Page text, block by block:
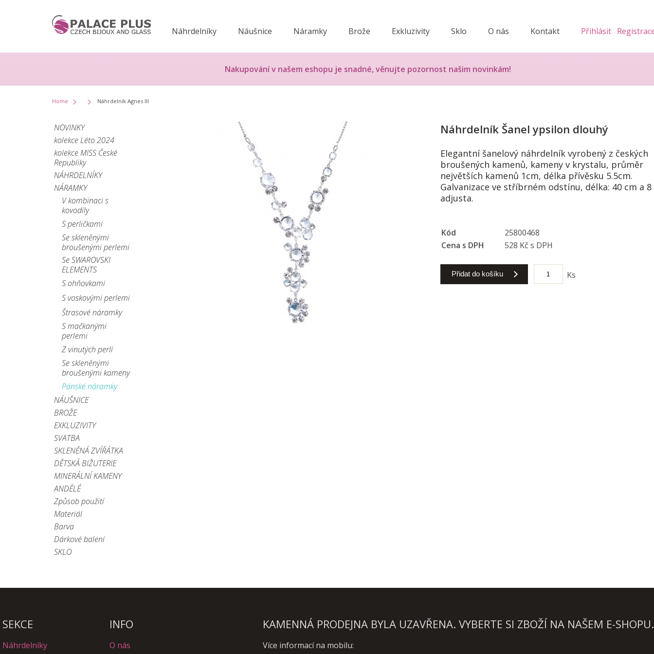
Náhrdelníky Náušnice Náramky Brože Exkluzivity Sklo O nás Kontakt Přihlásit
Nakupování v našem eshopu je snadné, věnujte pozornost našim novinkám!
Home Náhrdelník Agnes III
NOVINKY
kolekce Léto 2024
kolekce MISS České
Republiky
NÁHRDELNÍKY
NÁRAMKY
V kombinaci s
kovodíly
S perličkami
Se skleněnými
broušenými perlemi
Se SWAROVSKI
ELEMENTS
S ohňovkami
S voskovými perlemi
Štrasové náramky
S mačkanými
perlemi
Z vinutých perlí
Se skleněnými
broušenými kameny
Pánské náramky
NÁUŠNICE
BROŽE
EXKLUZIVITY
SVATBA
SKLENĚNÁ ZVÍŘÁTKA
DĚTSKÁ BIŽUTERIE
MINERÁLNÍ KAMENY
ANDĚLÉ
Způsob použití
Materiál
Barva
Dárkové balení
SKLO
Náhrdelník Šanel ypsilon dlouhý
Elegantní šanelový náhrdelník vyrobený z českých
broušených kamenů, kameny v krystalu, průměr
největších kamenů 1cm, délka přívěsku 5.5cm.
Galvanizace ve stříbrném odstínu, délka: 40 cm a 8
adjusta.
Kód
25800468
Cena s DPH
528 Kč s DPH
Přidat do košíku Ks
SEKCE INFO KAMENNÁ PRODEJNA BYLA UZAVŘENA. VYBERTE SI ZBOŽÍ NA NAŠEM E-SHOPU.
Náhrdelníky
O nás
Více informací na mobilu: